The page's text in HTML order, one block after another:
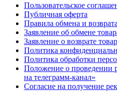
Пользовательское
Публичная оферта
Правила обмена и возврата
Заявление об обмене
Заявление о возврате
Политика
Политика обработки
Положение о проведении
на телеграмм-канал»
Согласие на получение